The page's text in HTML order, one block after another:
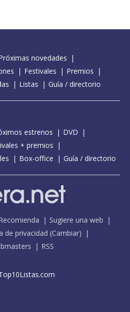
novedades
Festivales
Premios
Listas Guía / directorio
estrenos
DVD
+ premios
Box-office Guía / directorio
Sugiere una web
de privacidad (Cambiar)
RSS